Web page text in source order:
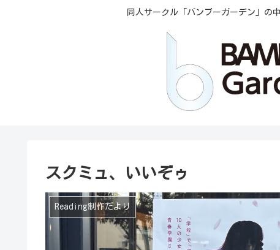
同人サークル「バンブーガーデン」の
スクミュ、いいぞゥ
Reading制作だより